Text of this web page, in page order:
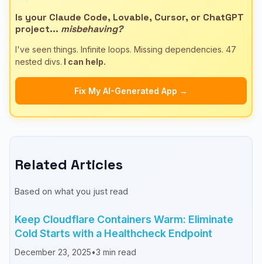
Is your Claude Code, Lovable, Cursor, or ChatGPT
project... misbehaving?
I've seen things. Infinite loops. Missing dependencies. 47
nested divs. I can help.
Fix My AI-Generated App →
Related Articles
Based on what you just read
Keep Cloudflare Containers Warm: Eliminate
Cold Starts with a Healthcheck Endpoint
December 23, 2025•3 min read